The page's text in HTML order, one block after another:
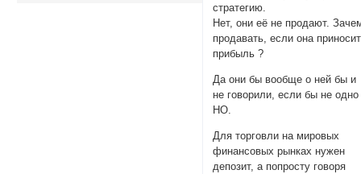
стратегию.
Нет, они её не продают.
продавать, если она приносит
прибыль ?
Да они бы вообще о ней бы и
не говорили, если бы не одно
НО.
Для торговли на мировых
финансовых рынках нужен
депозит, а попросту говоря